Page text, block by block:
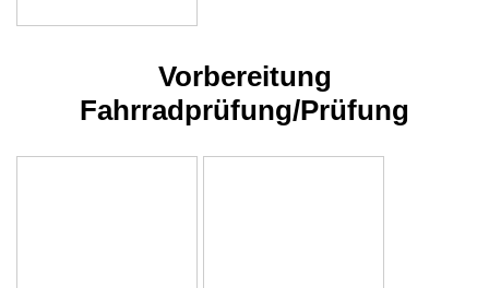
Vorbereitung
Fahrradprüfung/Prüfung